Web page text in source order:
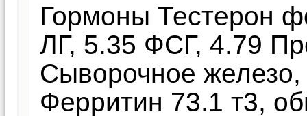
Гормоны Тестерон
ЛГ, 5.35 ФСГ, 4.79
Сыворочное
Ферритин 73.1 т3,